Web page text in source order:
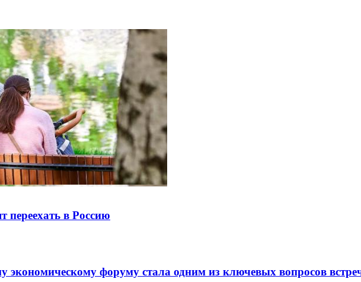
переехать в Россию
экономическому форуму стала одним из ключевых вопросов